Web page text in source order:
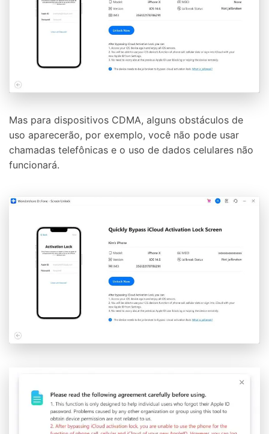
Mas para dispositivos CDMA, alguns obstáculos de
uso aparecerão, por exemplo, você não pode usar
chamadas telefônicas e o uso de dados celulares não
funcionará.